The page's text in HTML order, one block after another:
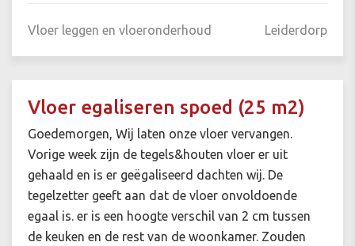
Vloer leggen en vloeronderhoud Leiderdorp
Vloer egaliseren spoed (25 m2)
Goedemorgen, Wij laten onze vloer vervangen.
Vorige week zijn de tegels&houten vloer er uit
gehaald en is er geëgaliseerd dachten wij. De
tegelzetter geeft aan dat de vloer onvoldoende
egaal is. er is een hoogte verschil van 2 cm tussen
de keuken en de rest van de woonkamer. Zouden